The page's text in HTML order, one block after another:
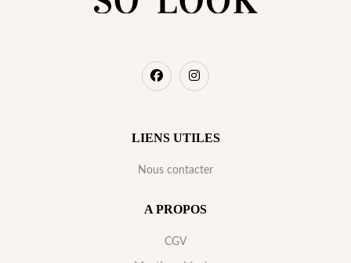
LIENS UTILES
Nous contacter
A PROPOS
CGV